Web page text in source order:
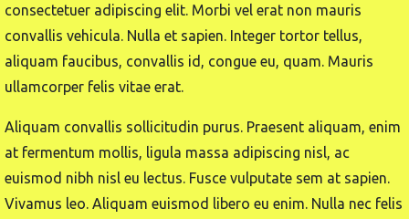
consectetuer adipiscing elit. Morbi vel erat non mauris
convallis vehicula. Nulla et sapien. Integer tortor tellus,
aliquam faucibus, convallis id, congue eu, quam. Mauris
ullamcorper felis vitae erat.
Aliquam convallis sollicitudin purus. Praesent aliquam, enim
at fermentum mollis, ligula massa adipiscing nisl, ac
euismod nibh nisl eu lectus. Fusce vulputate sem at sapien.
Vivamus leo. Aliquam euismod libero eu enim. Nulla nec felis